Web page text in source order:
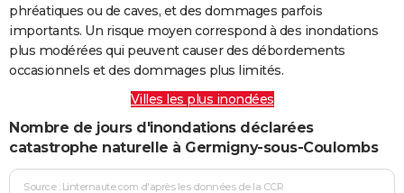
phréatiques ou de caves, et des dommages parfois
importants. Un risque moyen correspond à des inondations
plus modérées qui peuvent causer des débordements
occasionnels et des dommages plus limités.
Villes les plus inondées
Nombre de jours d'inondations déclarées
catastrophe naturelle à Germigny-sous-Coulombs
Source : Linternaute.com d'après les données de la CCR